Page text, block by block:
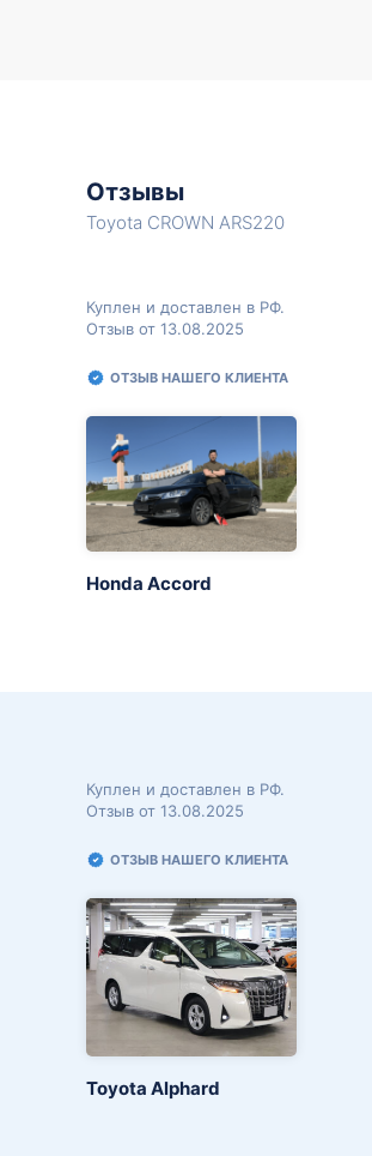
Отзывы
Toyota CROWN ARS220
Куплен и доставлен в РФ.
Отзыв от 13.08.2025
ОТЗЫВ НАШЕГО КЛИЕНТА
Honda Accord
Куплен и доставлен в РФ.
Отзыв от 13.08.2025
ОТЗЫВ НАШЕГО КЛИЕНТА
Toyota Alphard